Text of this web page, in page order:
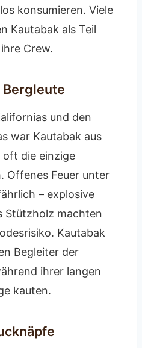
konsumieren. Viele
Kautabak als Teil
Crew.
und den
war Kautabak aus
oft die einzige
Offenes Feuer unter
– explosive
Stützholz machten
Kautabak
Begleiter der
ihrer langen
kauten.